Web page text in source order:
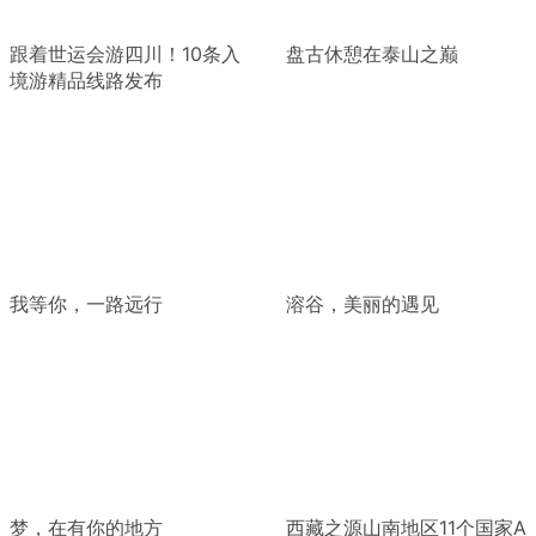
跟着世运会游四川！10条入
境游精品线路发布
盘古休憩在泰山之巅
我等你，一路远行 溶谷，美丽的遇见
梦，在有你的地方 西藏之源山南地区11个国家A